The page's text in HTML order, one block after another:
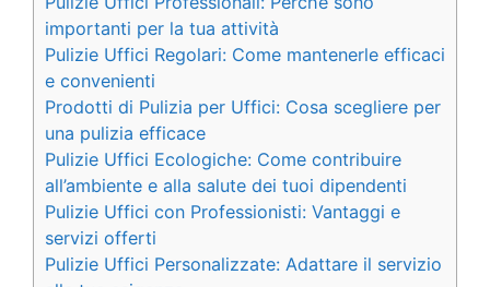
importanti per la tua attività
Pulizie Uffici Regolari: Come mantenerle efficaci
e convenienti
Prodotti di Pulizia per Uffici: Cosa scegliere per
una pulizia efficace
Pulizie Uffici Ecologiche: Come contribuire
all’ambiente e alla salute dei tuoi dipendenti
Pulizie Uffici con Professionisti: Vantaggi e
servizi offerti
Pulizie Uffici Personalizzate: Adattare il servizio